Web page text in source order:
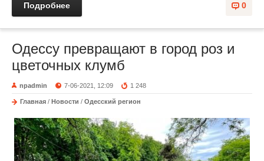
0
Подробнее
Одессу превращают в город роз и
цветочных клумб
npadmin 7-06-2021, 12:09 1 248
Главная / Новости / Одесский регион